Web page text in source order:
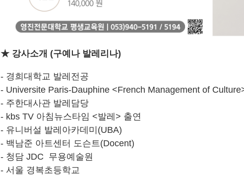
★ 강사소개 (구예나 발레리나)
- 경희대학교 발레전공
- Universite Paris-Dauphine <French Management of
- 주한대사관 발레담당
- kbs TV 아침뉴스타임 <발레> 출연
- 유니버설 발레아카데미(UBA)
- 백남준 아트센터 도슨트(Docent)
- 청담 JDC 무용예술원
- 서울 경복초등학교